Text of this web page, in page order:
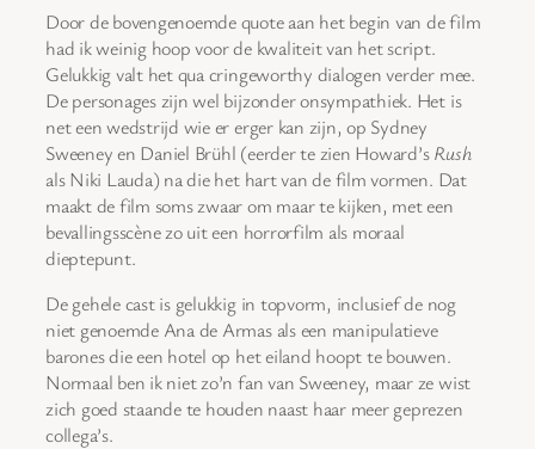
Door de bovengenoemde quote aan het begin van de film
had ik weinig hoop voor de kwaliteit van het script.
Gelukkig valt het qua cringeworthy dialogen verder mee.
De personages zijn wel bijzonder onsympathiek. Het is
net een wedstrijd wie er erger kan zijn, op Sydney
Sweeney en Daniel Brühl (eerder te zien Howard’sRush
als Niki Lauda) na die het hart van de film vormen. Dat
maakt de film soms zwaar om maar te kijken, met een
bevallingsscène zo uit een horrorfilm als moraal
dieptepunt.
De gehele cast is gelukkig in topvorm, inclusief de nog
niet genoemde Ana de Armas als een manipulatieve
barones die een hotel op het eiland hoopt te bouwen.
Normaal ben ik niet zo’n fan van Sweeney, maar ze wist
zich goed staande te houden naast haar meer geprezen
collega’s.